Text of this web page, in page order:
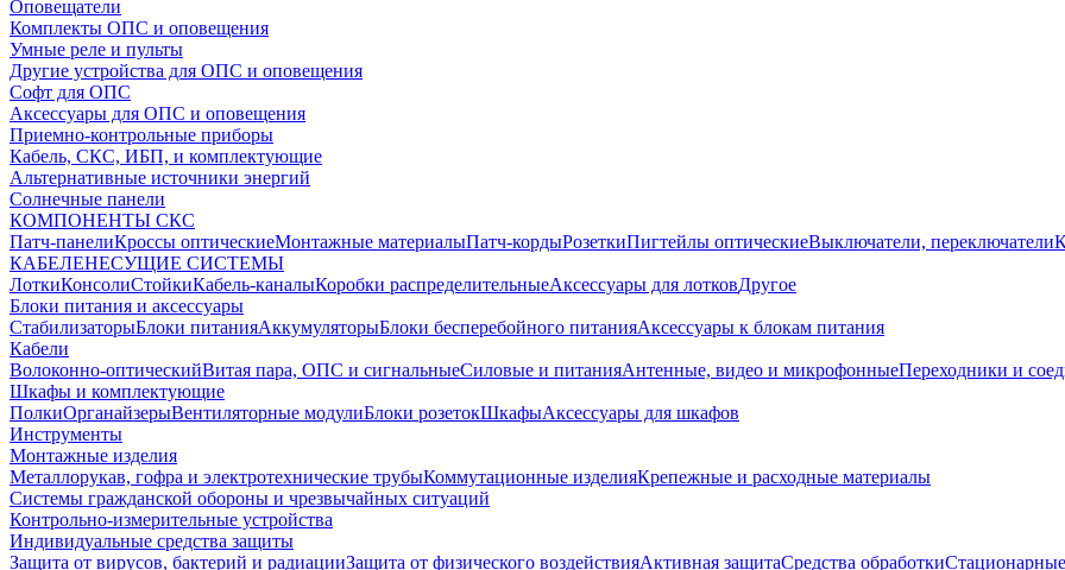
Оповещатели
Комплекты ОПС и оповещения
Умные реле и пульты
Другие устройства для ОПС и оповещения
Софт для ОПС
Аксессуары для ОПС и оповещения
Приемно-контрольные приборы
Кабель, СКС, ИБП, и комплектующие
Альтернативные источники энергий
Солнечные панели
КОМПОНЕНТЫ СКС
Патч-панелиКроссы оптическиеМонтажные материалыПатч-кордыРозеткиПигтейлы оптическиеВыключатели, переключатели
КАБЕЛЕНЕСУЩИЕ СИСТЕМЫ
ЛоткиКонсолиСтойкиКабель-каналыКоробки распределительныеАксессуары для лотковДругое
Блоки питания и аксессуары
СтабилизаторыБлоки питанияАккумуляторыБлоки бесперебойного питанияАксессуары к блокам питания
Кабели
Волоконно-оптическийВитая пара, ОПС и сигнальныеСиловые и питанияАнтенные, видео и микрофонныеПереходники и
Шкафы и комплектующие
ПолкиОрганайзерыВентиляторные модулиБлоки розетокШкафыАксессуары для шкафов
Инструменты
Монтажные изделия
Металлорукав, гофра и электротехнические трубыКоммутационные изделияКрепежные и расходные материалы
Системы гражданской обороны и чрезвычайных ситуаций
Контрольно-измерительные устройства
Индивидуальные средства защиты
Защита от вирусов, бактерий и радиацииЗащита от физического воздействияАктивная защитаСредства обработки